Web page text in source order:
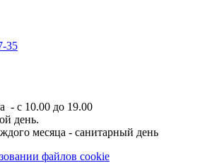
35
- с 10.00 до 19.00
день.
месяца - санитарный день
файлов cookie